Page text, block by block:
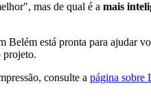
mas de qual é a mais
Belém está pronta para ajudar
projeto.
consulte a página sobre